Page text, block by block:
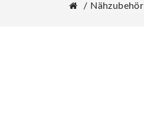
Nähzubehör